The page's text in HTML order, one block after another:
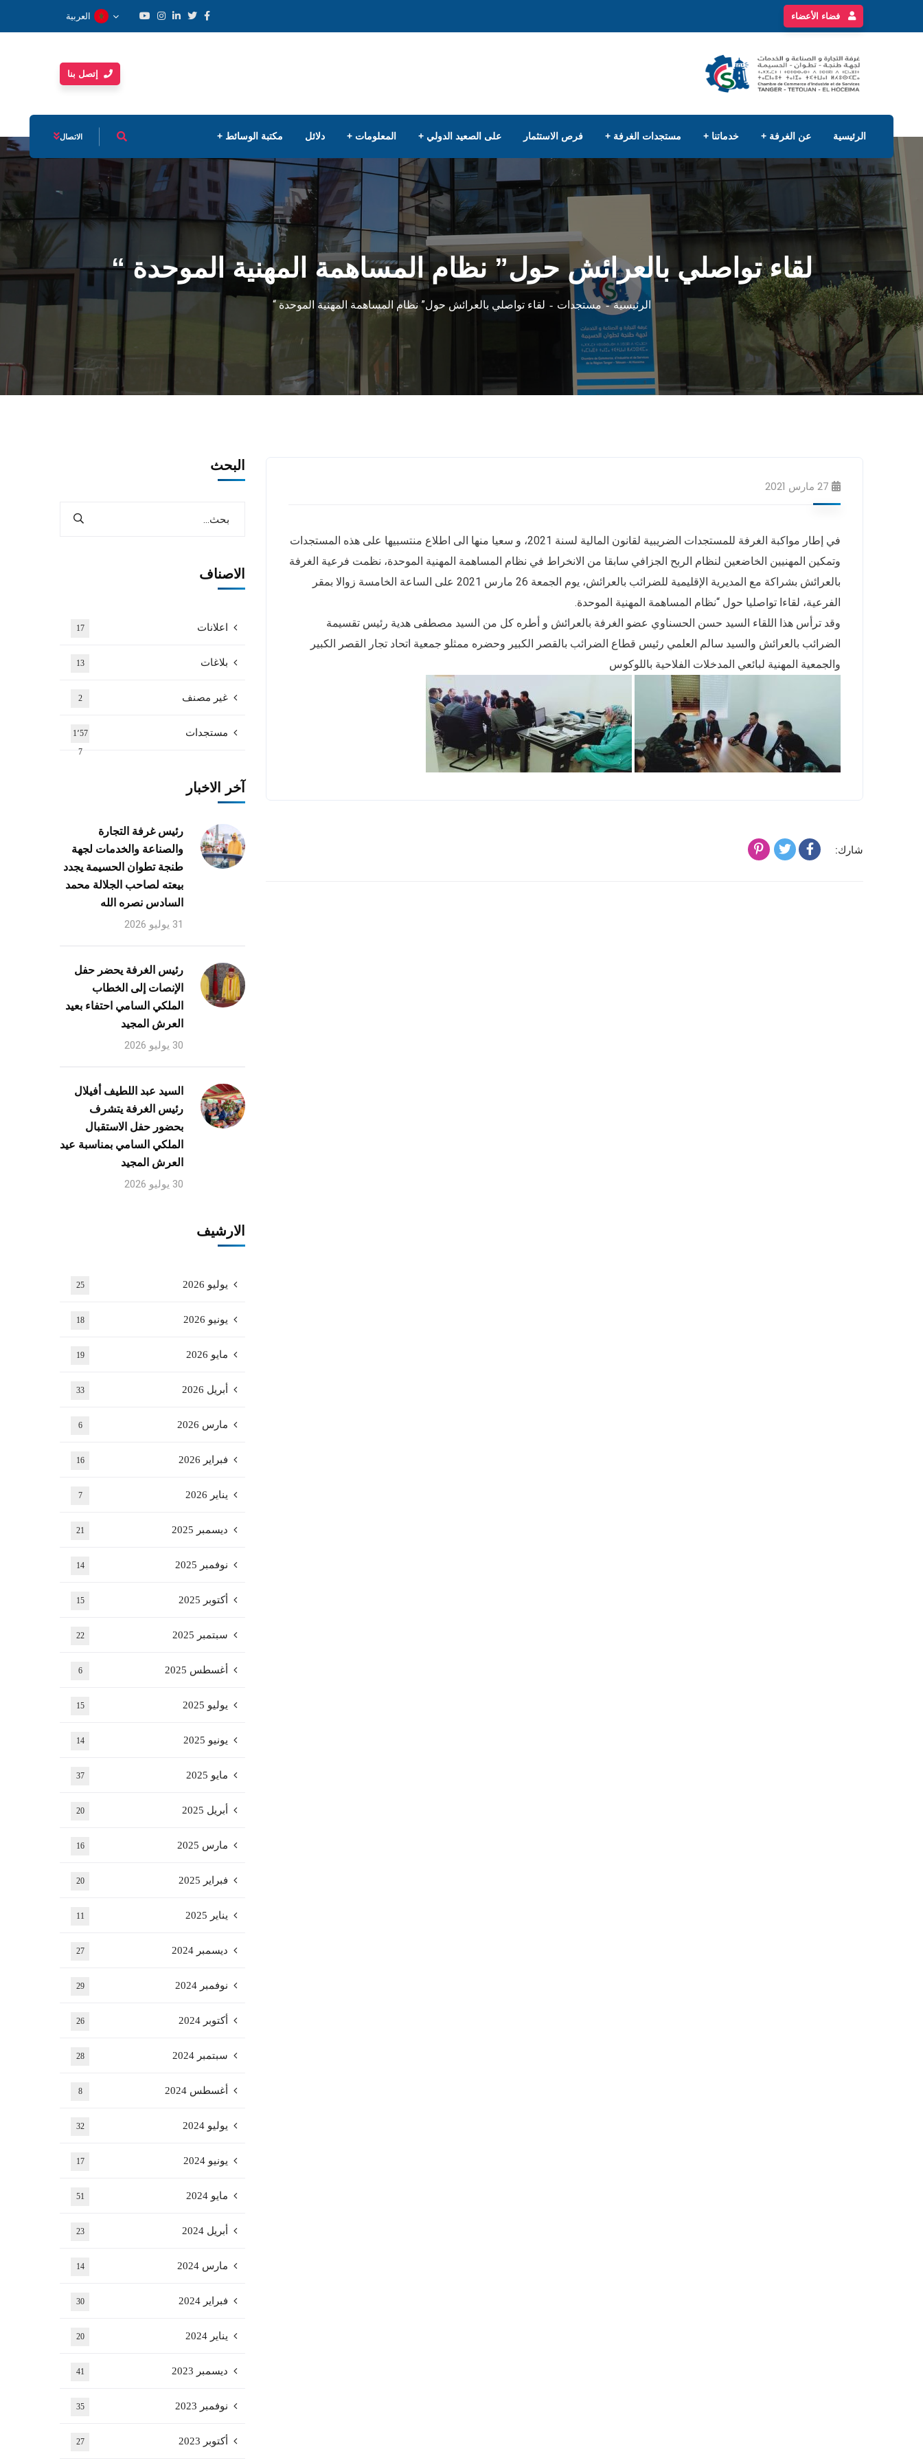
فضاء الأعضاء العربية
إتصل بنا
الرئيسية عن الغرفة خدماتنا مستجدات الغرفة فرص الاستثمار على الصعيد الدولي المعلومات دلائل مكتبة الوسائط الاتصال
لقاء تواصلي بالعرائش حول” نظام المساهمة المهنية الموحدة “
الرئيسية مستجدات لقاء تواصلي بالعرائش حول” نظام المساهمة المهنية الموحدة “
27 مارس 2021
في إطار مواكبة الغرفة للمستجدات الضريبية لقانون المالية لسنة 2021، و سعيا منها الى اطلاع منتسبيها على هذه المستجدات
وتمكين المهنيين الخاضعين لنظام الربح الجزافي سابقا من الانخراط في نظام المساهمة المهنية الموحدة، نظمت فرعية الغرفة
بالعرائش بشراكة مع المديرية الإقليمية للضرائب بالعرائش، يوم الجمعة 26 مارس 2021 على الساعة الخامسة زوالا بمقر
الفرعية، لقاءا تواصليا حول “نظام المساهمة المهنية الموحدة.
وقد ترأس هذا اللقاء السيد حسن الحسناوي عضو الغرفة بالعرائش و أطره كل من السيد مصطفى هدية رئيس تقسيمة
الضرائب بالعرائش والسيد سالم العلمي رئيس قطاع الضرائب بالقصر الكبير وحضره ممثلو جمعية اتحاد تجار القصر الكبير
والجمعية المهنية لبائعي المدخلات الفلاحية باللوكوس
شارك:
البحث
الاصناف
اعلانات 17
بلاغات 13
غير مصنف 2
مستجدات
1٬57
7
آخر الاخبار
رئيس غرفة التجارة
والصناعة والخدمات لجهة
طنجة تطوان الحسيمة يجدد
بيعته لصاحب الجلالة محمد
السادس نصره الله
31 يوليو 2026
رئيس الغرفة يحضر حفل
الإنصات إلى الخطاب
الملكي السامي احتفاء بعيد
العرش المجيد
30 يوليو 2026
السيد عبد اللطيف أفيلال
رئيس الغرفة يتشرف
بحضور حفل الاستقبال
الملكي السامي بمناسبة عيد
العرش المجيد
30 يوليو 2026
الارشيف
يوليو 2026 25
يونيو 2026 18
مايو 2026 19
أبريل 2026 33
مارس 2026 6
فبراير 2026 16
يناير 2026 7
ديسمبر 2025 21
نوفمبر 2025 14
أكتوبر 2025 15
سبتمبر 2025 22
أغسطس 2025 6
يوليو 2025 15
يونيو 2025 14
مايو 2025 37
أبريل 2025 20
مارس 2025 16
فبراير 2025 20
يناير 2025 11
ديسمبر 2024 27
نوفمبر 2024 29
أكتوبر 2024 26
سبتمبر 2024 28
أغسطس 2024 8
يوليو 2024 32
يونيو 2024 17
مايو 2024 51
أبريل 2024 23
مارس 2024 14
فبراير 2024 30
يناير 2024 20
ديسمبر 2023 41
نوفمبر 2023 35
أكتوبر 2023 27